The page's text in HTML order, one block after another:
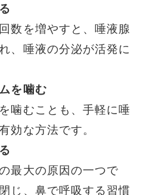
数を増やすと、唾液腺
、唾液の分泌が活発に
を噛む
噛むことも、手軽に唾
効な方法です。
最大の原因の一つで
じ、鼻で呼吸する習慣